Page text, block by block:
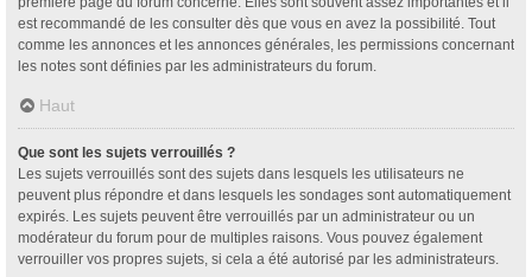
est recommandé de les consulter dès que vous en avez la possibilité. Tout
comme les annonces et les annonces générales, les permissions concernant
les notes sont définies par les administrateurs du forum.
Haut
Que sont les sujets verrouillés ?
Les sujets verrouillés sont des sujets dans lesquels les utilisateurs ne
peuvent plus répondre et dans lesquels les sondages sont automatiquement
expirés. Les sujets peuvent être verrouillés par un administrateur ou un
modérateur du forum pour de multiples raisons. Vous pouvez également
verrouiller vos propres sujets, si cela a été autorisé par les administrateurs.